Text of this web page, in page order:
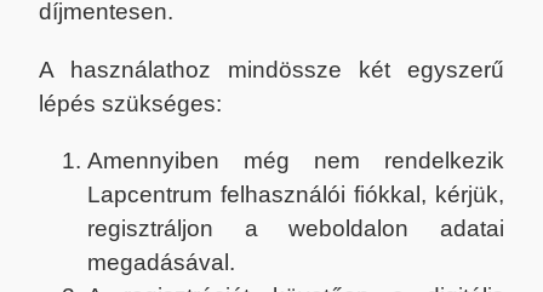
díjmentesen.
A használathoz mindössze két egyszerű
lépés szükséges:
Amennyiben még nem rendelkezik
Lapcentrum felhasználói fiókkal, kérjük,
regisztráljon a weboldalon adatai
megadásával.